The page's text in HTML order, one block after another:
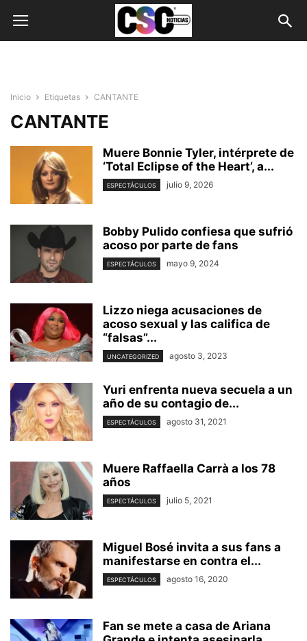
Inicio Etiquetas CANTANTE
CANTANTE
Muere Bonnie Tyler, intérprete de
‘Total Eclipse of the Heart’, a...
ESPECTÁCULOS julio 9, 2026
Bobby Pulido confiesa que sufrió
acoso por parte de fans
ESPECTÁCULOS mayo 9, 2024
Lizzo niega acusaciones de
acoso sexual y las califica de
“falsas”...
UNCATEGORIZED agosto 3, 2023
Yuri enfrenta nueva secuela a un
año de su contagio de...
ESPECTÁCULOS agosto 31, 2021
Muere Raffaella Carrà a los 78
años
ESPECTÁCULOS julio 5, 2021
Miguel Bosé invita a sus fans a
manifestarse en contra el...
ESPECTÁCULOS agosto 16, 2020
Fan se mete a casa de Ariana